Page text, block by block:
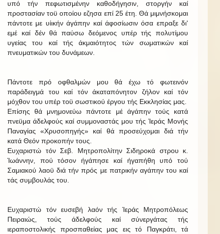
υπό τήν πεφωτισμένην καθοδήγησιν, στοργήν καί
προστασίαν τοϋ οποίου εζησα επί 25 έτη. Θά μιμνήσκομαι
πάντοτε με υίικήν άγάπην καί άφοσίωσιν όσα επραξε δι'
εμέ καί δέν θά παύσω δεόμενος υπέρ τής πολυτίμου
υγείας του καί τής άκμαιότητος τών σωματικών καί
πνευματικών του δυνάμεων.
Πάντοτε πρό οφθαλμών μου θά έχω τό φωτεινόν
παράδειγμά του καί τόν άκαταπόνητον ζήλον καί τόν
μόχθον του υπέρ τοϋ σωστικού έργου τής Εκκλησίας μας.
Επίσης θά μνημονεύω πάντοτε μέ άγάπην τούς κατά
πνεϋμα άδελφούς καί συμμοναστάς μου τής Ίεράς Μονής
Παναγίας «Χρυσοπηγής» καί θά προσεύχομαι διά τήν
κατά Θεόν προκοπήν τους.
Ευχαριστώ τόν Σεβ. Μητροπολίτην Σιδηροκά στρου κ.
Ίωάννην, πού τόσον ήγάπησε καί ήγαπήθη υπό τού
Σαμιακού λαοϋ διά τήν πρός με πατρικήν αγάπην του καί
τάς συμβουλάς του.
Ευχαριστώ τόν ευσεβή λαόν τής Ίεράς Μητροπόλεως
Πειραιώς, τούς άδελφούς καί σύνεργάτας τής
ιεραποστολικής προσπαθείας μας εις τό Παγκράτι, τά